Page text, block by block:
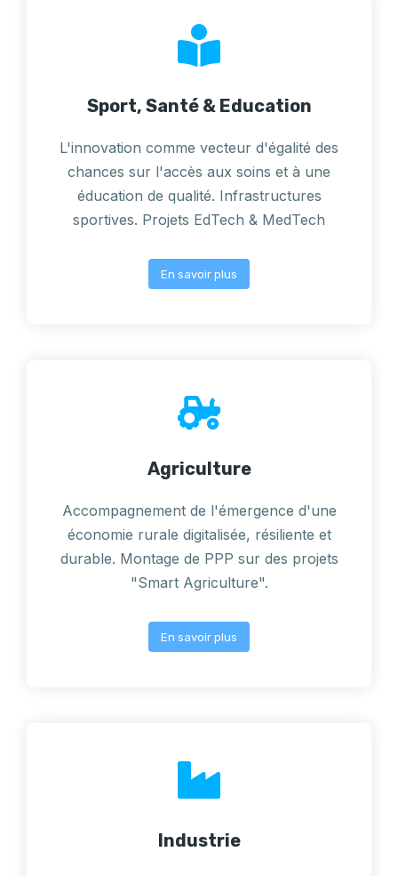
Sport, Santé & Education
L'innovation comme vecteur d'égalité des
chances sur l'accès aux soins et à une
éducation de qualité. Infrastructures
sportives. Projets EdTech & MedTech
En savoir plus
Agriculture
Accompagnement de l'émergence d'une
économie rurale digitalisée, résiliente et
durable. Montage de PPP sur des projets
"Smart Agriculture".
En savoir plus
Industrie